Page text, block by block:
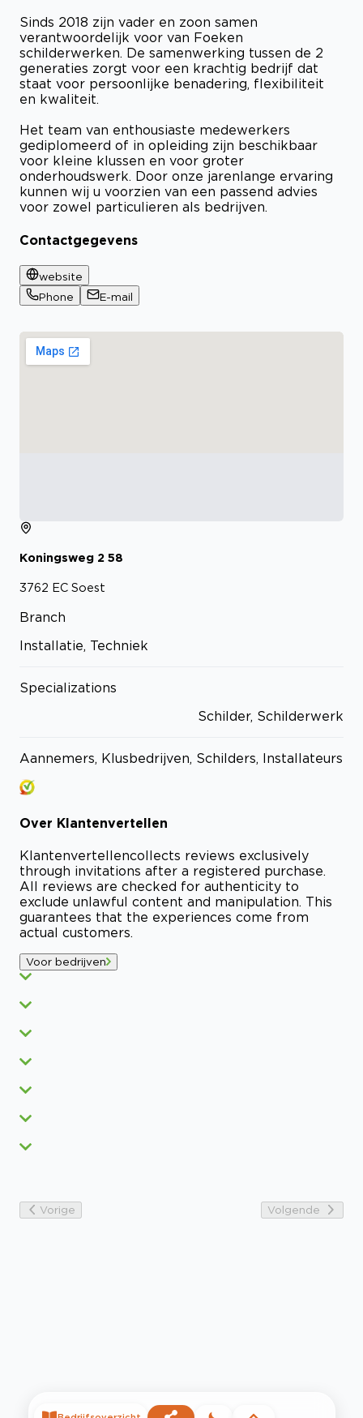
Sinds 2018 zijn vader en zoon samen
verantwoordelijk voor van Foeken
schilderwerken. De samenwerking tussen de 2
generaties zorgt voor een krachtig bedrijf dat
staat voor persoonlijke benadering, flexibiliteit
en kwaliteit.
Het team van enthousiaste medewerkers
gediplomeerd of in opleiding zijn beschikbaar
voor kleine klussen en voor groter
onderhoudswerk. Door onze jarenlange ervaring
kunnen wij u voorzien van een passend advies
voor zowel particulieren als bedrijven.
Contactgegevens
website
Phone
E-mail
Koningsweg 2 58
3762 EC Soest
Branch
Installatie, Techniek
Specializations
Schilder, Schilderwerk
Aannemers, Klusbedrijven, Schilders, Installateurs
Over Klantenvertellen
Klantenvertellencollects reviews exclusively
through invitations after a registered purchase.
All reviews are checked for authenticity to
exclude unlawful content and manipulation. This
guarantees that the experiences come from
actual customers.
Voor bedrijven
Vorige Volgende